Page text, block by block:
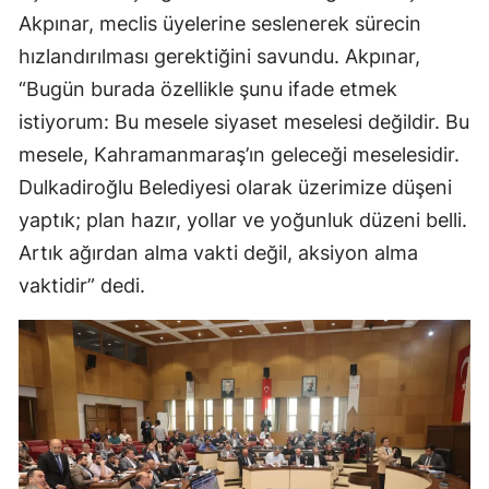
Akpınar, meclis üyelerine seslenerek sürecin
hızlandırılması gerektiğini savundu. Akpınar,
“Bugün burada özellikle şunu ifade etmek
istiyorum: Bu mesele siyaset meselesi değildir. Bu
mesele, Kahramanmaraş’ın geleceği meselesidir.
Dulkadiroğlu Belediyesi olarak üzerimize düşeni
yaptık; plan hazır, yollar ve yoğunluk düzeni belli.
Artık ağırdan alma vakti değil, aksiyon alma
vaktidir” dedi.